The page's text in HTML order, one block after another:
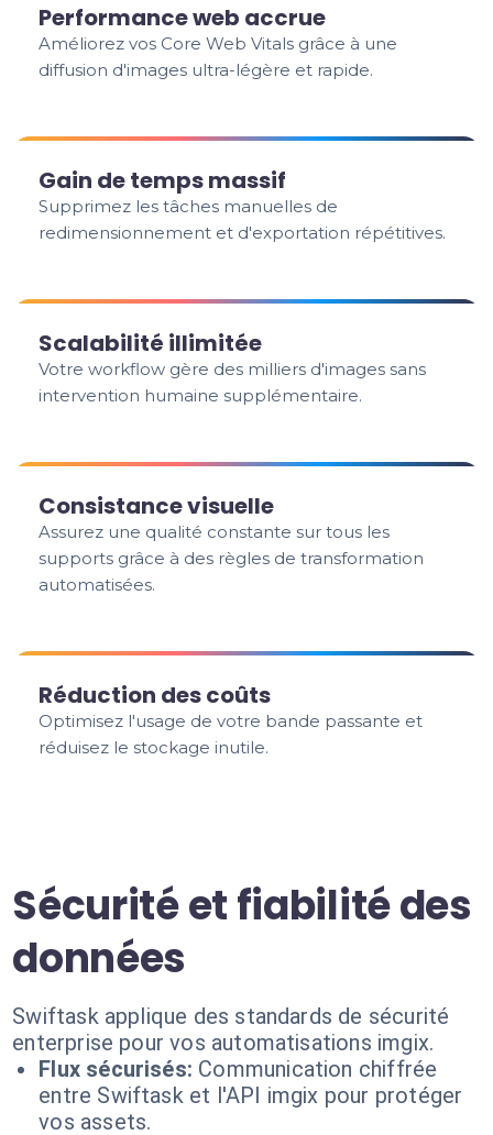
Performance web accrue
Améliorez vos Core Web Vitals grâce à une
diffusion d'images ultra-légère et rapide.
Gain de temps massif
Supprimez les tâches manuelles de
redimensionnement et d'exportation répétitives.
Scalabilité illimitée
Votre workflow gère des milliers d'images sans
intervention humaine supplémentaire.
Consistance visuelle
Assurez une qualité constante sur tous les
supports grâce à des règles de transformation
automatisées.
Réduction des coûts
Optimisez l'usage de votre bande passante et
réduisez le stockage inutile.
Sécurité et fiabilité des
données
Swiftask applique des standards de sécurité
enterprise pour vos automatisations imgix.
Flux sécurisés: Communication chiffrée
entre Swiftask et l'API imgix pour protéger
vos assets.